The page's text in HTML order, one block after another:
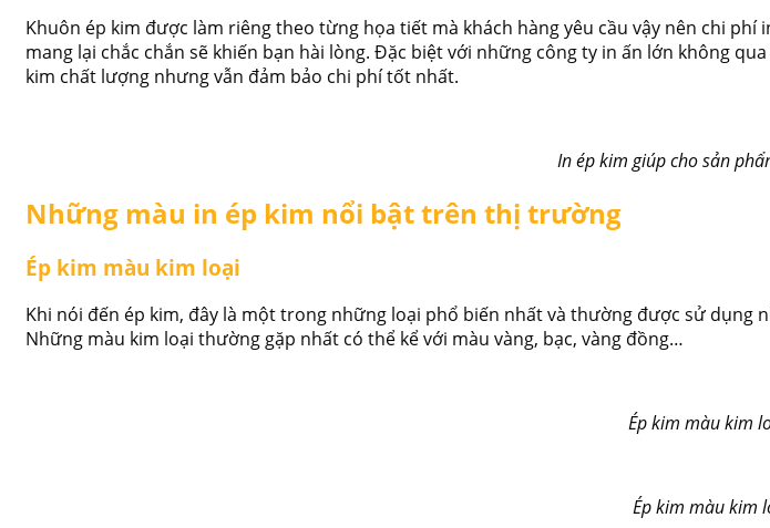
Khuôn ép kim được làm riêng theo từng họa tiết mà khách hàng yêu cầu vậy nên chi
mang lại chắc chắn sẽ khiến bạn hài lòng. Đặc biệt với những công ty in ấn lớn không
kim chất lượng nhưng vẫn đảm bảo chi phí tốt nhất.
In ép kim giúp cho sản
Những màu in ép kim nổi bật trên thị trường
Ép kim màu kim loại
Khi nói đến ép kim, đây là một trong những loại phổ biến nhất và thường được sử
Những màu kim loại thường gặp nhất có thể kể với màu vàng, bạc, vàng đồng…
Ép kim màu kim
Ép kim màu kim